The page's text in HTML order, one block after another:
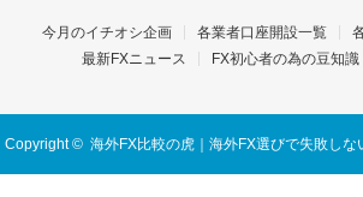
今月のイチオシ企画 各業者口座開設一覧
最新FXニュース
FX初心者の為の豆知識
Copyright © 海外FX比較の虎｜海外FX選びで失敗し